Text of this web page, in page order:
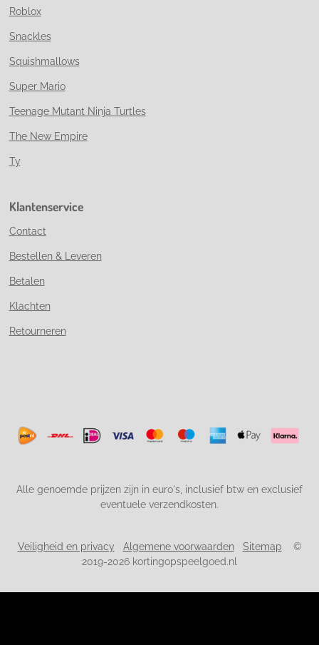
Roblox
Snackles
Squishmallows
Super Mario
Teenage Mutant Ninja Turtles
The New Empire
Ty
Klantenservice
Contact
Bestellen & Leveren
Betalen
Klachten
Retourneren
Alle genoemde prijzen zijn in euro's, inclusief btw en exclusief
eventuele verzendkosten.
Veiligheid en privacy Algemene voorwaarden Sitemap ©
2019-2026 kortingopspeelgoed.nl